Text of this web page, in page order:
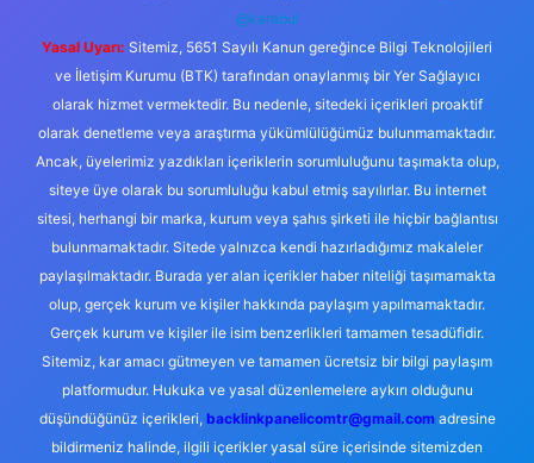
@karabul
Yasal Uyarı: Sitemiz, 5651 Sayılı Kanun gereğince Bilgi Teknolojileri
ve İletişim Kurumu (BTK) tarafından onaylanmış bir Yer Sağlayıcı
olarak hizmet vermektedir. Bu nedenle, sitedeki içerikleri proaktif
olarak denetleme veya araştırma yükümlülüğümüz bulunmamaktadır.
Ancak, üyelerimiz yazdıkları içeriklerin sorumluluğunu taşımakta olup,
siteye üye olarak bu sorumluluğu kabul etmiş sayılırlar. Bu internet
sitesi, herhangi bir marka, kurum veya şahıs şirketi ile hiçbir bağlantısı
bulunmamaktadır. Sitede yalnızca kendi hazırladığımız makaleler
paylaşılmaktadır. Burada yer alan içerikler haber niteliği taşımamakta
olup, gerçek kurum ve kişiler hakkında paylaşım yapılmamaktadır.
Gerçek kurum ve kişiler ile isim benzerlikleri tamamen tesadüfidir.
Sitemiz, kar amacı gütmeyen ve tamamen ücretsiz bir bilgi paylaşım
platformudur. Hukuka ve yasal düzenlemelere aykırı olduğunu
düşündüğünüz içerikleri, backlinkpanelicomtr@gmail.comadresine
bildirmeniz halinde, ilgili içerikler yasal süre içerisinde sitemizden